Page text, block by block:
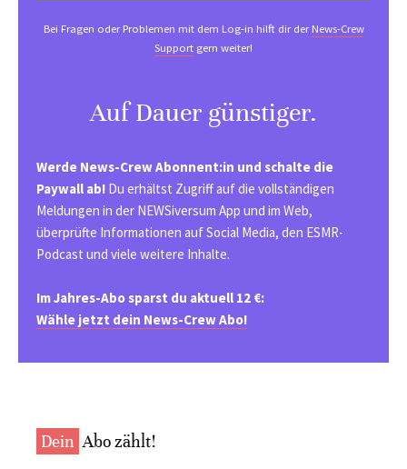
Bei Fragen oder Problemen mit dem Log-in hilft dir derNews-Crew
Support gern weiter!
Auf Dauer günstiger.
Werde News-Crew Abonnent:in und schalte die
Paywall ab! Du erhältst Zugriff auf die vollständigen
Meldungen in der NEWSiversum App und im Web,
überprüfte Informationen auf Social Media, den ESMR-
Podcast und viele weitere Inhalte.
Im Jahres-Abo sparst du aktuell 12 €:
Wähle jetzt dein News-Crew Abo!
Dein Abo zählt!